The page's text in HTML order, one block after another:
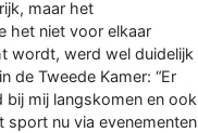
maar het
het niet voor elkaar
wordt, werd wel duidelijk
de Tweede Kamer: “Er
bij mij langskomen en ook
nu via evenementen